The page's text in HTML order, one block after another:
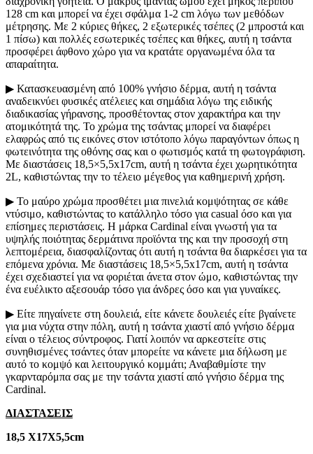
128 cm και μπορεί να έχει σφάλμα 1-2 cm λόγω των μεθόδων
μέτρησης. Με 2 κύριες θήκες, 2 εξωτερικές τσέπες (2 μπροστά και
1 πίσω) και πολλές εσωτερικές τσέπες και θήκες, αυτή η τσάντα
προσφέρει άφθονο χώρο για να κρατάτε οργανωμένα όλα τα
απαραίτητα.
▶ Κατασκευασμένη από 100% γνήσιο δέρμα, αυτή η τσάντα
αναδεικνύει φυσικές ατέλειες και σημάδια λόγω της ειδικής
διαδικασίας γήρανσης, προσθέτοντας στον χαρακτήρα και την
ατομικότητά της. Το χρώμα της τσάντας μπορεί να διαφέρει
ελαφρώς από τις εικόνες στον ιστότοπο λόγω παραγόντων όπως η
φωτεινότητα της οθόνης σας και ο φωτισμός κατά τη φωτογράφιση.
Με διαστάσεις 18,5×5,5x17cm, αυτή η τσάντα έχει χωρητικότητα
2L, καθιστώντας την το τέλειο μέγεθος για καθημερινή χρήση.
▶ Το μαύρο χρώμα προσθέτει μια πινελιά κομψότητας σε κάθε
ντύσιμο, καθιστώντας το κατάλληλο τόσο για casual όσο και για
επίσημες περιστάσεις. Η μάρκα Cardinal είναι γνωστή για τα
υψηλής ποιότητας δερμάτινα προϊόντα της και την προσοχή στη
λεπτομέρεια, διασφαλίζοντας ότι αυτή η τσάντα θα διαρκέσει για τα
επόμενα χρόνια. Με διαστάσεις 18,5×5,5x17cm, αυτή η τσάντα
έχει σχεδιαστεί για να φοριέται άνετα στον ώμο, καθιστώντας την
ένα ευέλικτο αξεσουάρ τόσο για άνδρες όσο και για γυναίκες.
▶ Είτε πηγαίνετε στη δουλειά, είτε κάνετε δουλειές είτε βγαίνετε
για μια νύχτα στην πόλη, αυτή η τσάντα χιαστί από γνήσιο δέρμα
είναι ο τέλειος σύντροφος. Γιατί λοιπόν να αρκεστείτε στις
συνηθισμένες τσάντες όταν μπορείτε να κάνετε μια δήλωση με
αυτό το κομψό και λειτουργικό κομμάτι; Αναβαθμίστε την
γκαρνταρόμπα σας με την τσάντα χιαστί από γνήσιο δέρμα της
Cardinal.
ΔΙΑΣΤΑΣΕΙΣ
18,5 Χ17Χ5,5cm